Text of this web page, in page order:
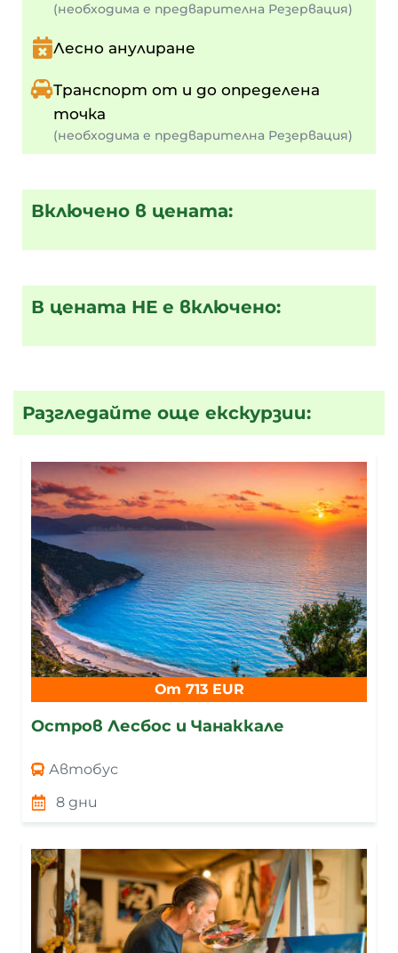
(необходима е предварителна Резервация)
Лесно анулиране
Транспорт от и до определена
точка
(необходима е предварителна Резервация)
Включено в цената:
В цената НЕ е включено:
Разгледайте още екскурзии:
От 713 EUR
Остров Лесбос и Чанаккале
Автобус
8 дни